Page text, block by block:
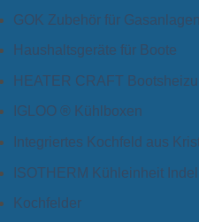
GOK Zubehör für Gasanlagen
Haushaltsgeräte für Boote
HEATER CRAFT
IGLOO ® Kühlboxen
Integriertes Kochfeld aus
ISOTHERM Kühleinheit
Kochfelder